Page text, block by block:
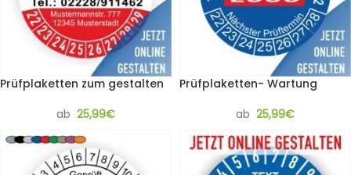
Prüfplaketten zum gestalten
ab 25,99€
Prüfplaketten- Wartung
ab 25,99€